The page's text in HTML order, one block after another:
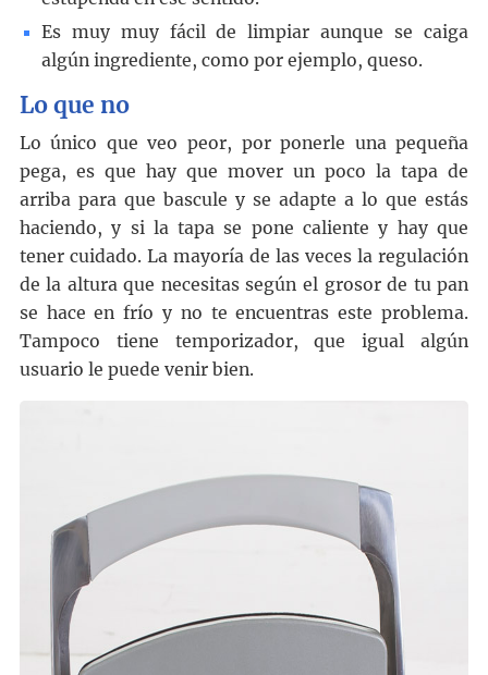
Es muy muy fácil de limpiar aunque se caiga
algún ingrediente, como por ejemplo, queso.
Lo que no
Lo único que veo peor, por ponerle una pequeña
pega, es que hay que mover un poco la tapa de
arriba para que bascule y se adapte a lo que estás
haciendo, y si la tapa se pone caliente y hay que
tener cuidado. La mayoría de las veces la regulación
de la altura que necesitas según el grosor de tu pan
se hace en frío y no te encuentras este problema.
Tampoco tiene temporizador, que igual algún
usuario le puede venir bien.